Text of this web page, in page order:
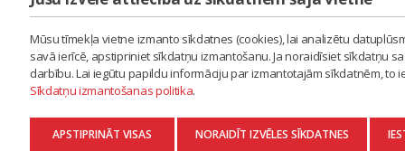
Mūsu tīmekļa vietne izmanto sīkdatnes (cookies), lai analizētu
savā ierīcē, apstipriniet sīkdatņu izmantošanu. Ja noraidīsiet sīkdatņu
darbību. Lai iegūtu papildu informāciju par izmantotajām sīkdatnēm,
Sīkdatņu izmantošanas politika.
APSTIPRINĀT VISAS NORAIDĪT IZVĒLES SĪKDATNES